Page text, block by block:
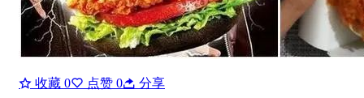
收藏 0 点赞 0 分享